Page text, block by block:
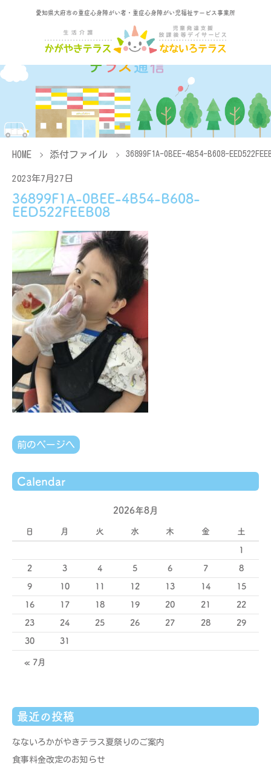
愛知県大府市の重症心身障がい者・重症心身障がい児福祉サービス事業所
HOME 添付ファイル 36899F1A-0BEE-4B54-B608-
2023年7月27日
36899F1A-0BEE-4B54-B608-
EED522FEEB08
前のページへ
Calendar
2026年8月
日 月 火 水 木 金 土
1
2 3 4 5 6 7 8
9 10 11 12 13 14 15
16 17 18 19 20 21 22
23 24 25 26 27 28 29
30 31
« 7月
最近の投稿
なないろかがやきテラス夏祭りのご案内
食事料金改定のお知らせ